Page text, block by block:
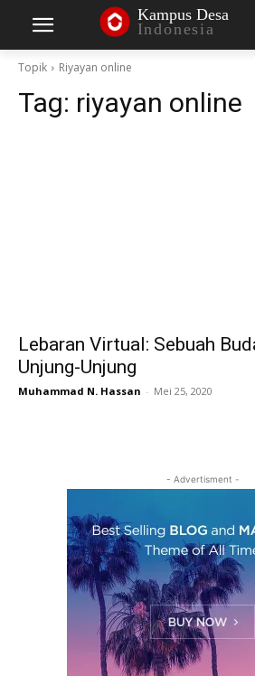
Kampus Desa
Indonesia
Topik Riyayan online
Tag: riyayan online
Lebaran Virtual: Sebuah
Unjung-Unjung
Muhammad N. Hassan - Mei 25, 2020
- Advertisment -